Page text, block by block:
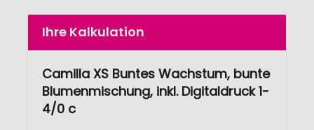
Ihre Kalkulation
Camilla XS Buntes Wachstum, bunte
Blumenmischung, inkl. Digitaldruck 1-
4/0 c